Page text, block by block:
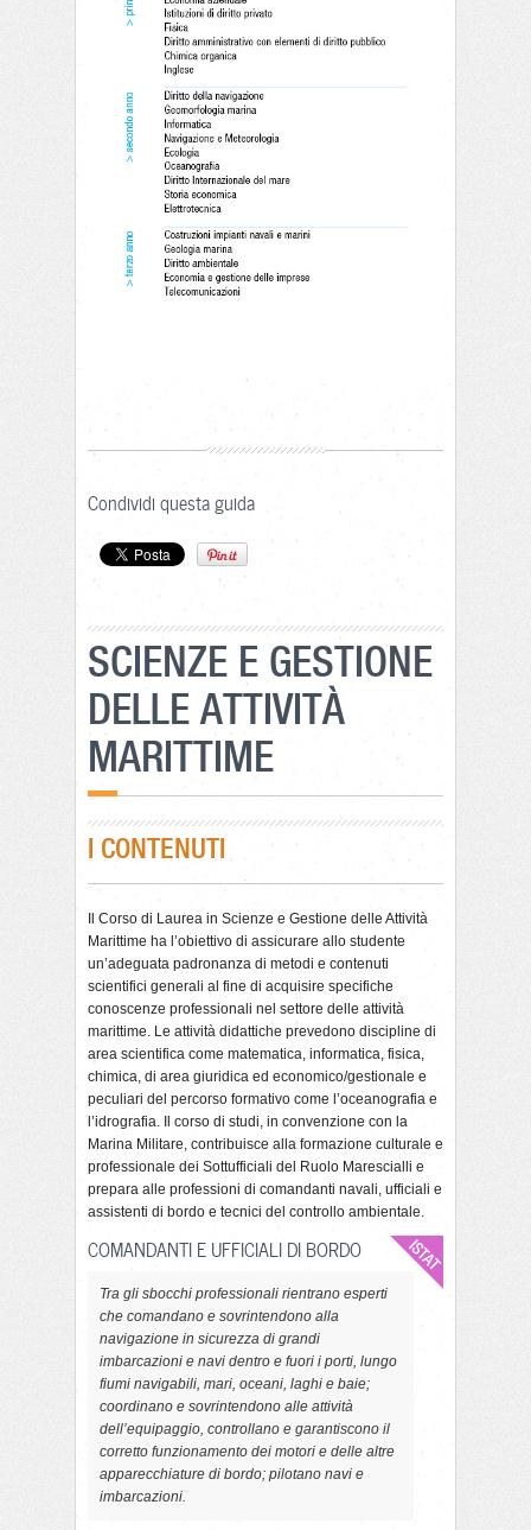
Condividi questa guida
SCIENZE E GESTIONE
DELLE ATTIVITÀ
MARITTIME
I CONTENUTI
Il Corso di Laurea in Scienze e Gestione delle Attività
Marittime ha l’obiettivo di assicurare allo studente
un’adeguata padronanza di metodi e contenuti
scientifici generali al fine di acquisire specifiche
conoscenze professionali nel settore delle attività
marittime. Le attività didattiche prevedono discipline di
area scientifica come matematica, informatica, fisica,
chimica, di area giuridica ed economico/gestionale e
peculiari del percorso formativo come l’oceanografia e
l’idrografia. Il corso di studi, in convenzione con la
Marina Militare, contribuisce alla formazione culturale e
professionale dei Sottufficiali del Ruolo Marescialli e
prepara alle professioni di comandanti navali, ufficiali e
assistenti di bordo e tecnici del controllo ambientale.
COMANDANTI E UFFICIALI DI BORDO
Tra gli sbocchi professionali rientrano esperti
che comandano e sovrintendono alla
navigazione in sicurezza di grandi
imbarcazioni e navi dentro e fuori i porti, lungo
fiumi navigabili, mari, oceani, laghi e baie;
coordinano e sovrintendono alle attività
dell’equipaggio, controllano e garantiscono il
corretto funzionamento dei motori e delle altre
apparecchiature di bordo; pilotano navi e
imbarcazioni.